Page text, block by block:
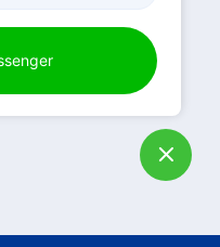
กประสบการณ์คริสตชน:
สิ่งที่ฉันกังวลเมื่อฉันหลีก
กประสบการณ์คริสตชน: